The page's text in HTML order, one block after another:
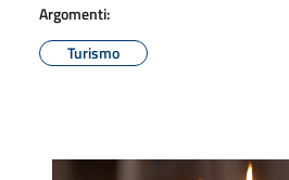
Argomenti:
Turismo